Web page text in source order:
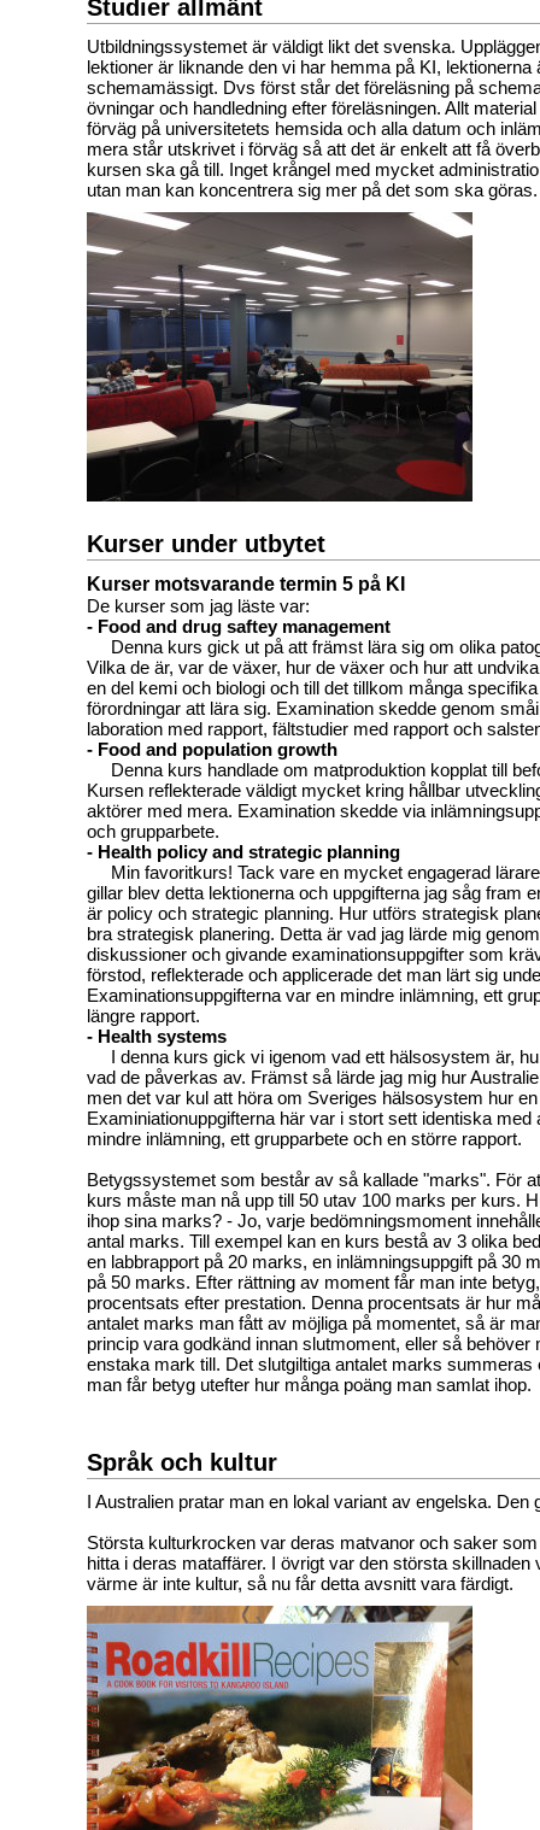
Studier allmänt
Utbildningssystemet är väldigt likt det svenska.
lektioner är liknande den vi har hemma på KI, lektionerna
schemamässigt. Dvs först står det föreläsning på
övningar och handledning efter föreläsningen. Allt
förväg på universitetets hemsida och alla datum och
mera står utskrivet i förväg så att det är enkelt att få
kursen ska gå till. Inget krångel med mycket
utan man kan koncentrera sig mer på det som ska göras.
Kurser under utbytet
Kurser motsvarande termin 5 på KI
De kurser som jag läste var:
- Food and drug saftey management
Denna kurs gick ut på att främst lära sig om olika
Vilka de är, var de växer, hur de växer och hur att
en del kemi och biologi och till det tillkom många
förordningar att lära sig. Examination skedde genom
laboration med rapport, fältstudier med rapport och
- Food and population growth
Denna kurs handlade om matproduktion kopplat till
Kursen reflekterade väldigt mycket kring hållbar
aktörer med mera. Examination skedde via
och grupparbete.
- Health policy and strategic planning
Min favoritkurs! Tack vare en mycket engagerad
gillar blev detta lektionerna och uppgifterna jag såg fram
är policy och strategic planning. Hur utförs strategisk
bra strategisk planering. Detta är vad jag lärde mig
diskussioner och givande examinationsuppgifter som
förstod, reflekterade och applicerade det man lärt sig
Examinationsuppgifterna var en mindre inlämning, ett
längre rapport.
- Health systems
I denna kurs gick vi igenom vad ett hälsosystem är,
vad de påverkas av. Främst så lärde jag mig hur
men det var kul att höra om Sveriges hälsosystem hur
Examiniationuppgifterna här var i stort sett identiska med
mindre inlämning, ett grupparbete och en större rapport.
Betygssystemet som består av så kallade "marks". För
kurs måste man nå upp till 50 utav 100 marks per kurs.
ihop sina marks? - Jo, varje bedömningsmoment
antal marks. Till exempel kan en kurs bestå av 3 olika
en labbrapport på 20 marks, en inlämningsuppgift på 30
på 50 marks. Efter rättning av moment får man inte
procentsats efter prestation. Denna procentsats är hur
antalet marks man fått av möjliga på momentet, så är
princip vara godkänd innan slutmoment, eller så behöver
enstaka mark till. Det slutgiltiga antalet marks summeras
man får betyg utefter hur många poäng man samlat ihop.
Språk och kultur
I Australien pratar man en lokal variant av engelska. Den
Största kulturkrocken var deras matvanor och saker
hitta i deras mataffärer. I övrigt var den största skillnaden
värme är inte kultur, så nu får detta avsnitt vara färdigt.